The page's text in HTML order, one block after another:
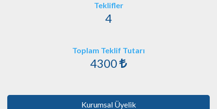
Teklifler
4
Toplam Teklif Tutarı
4300
Kurumsal Üyelik